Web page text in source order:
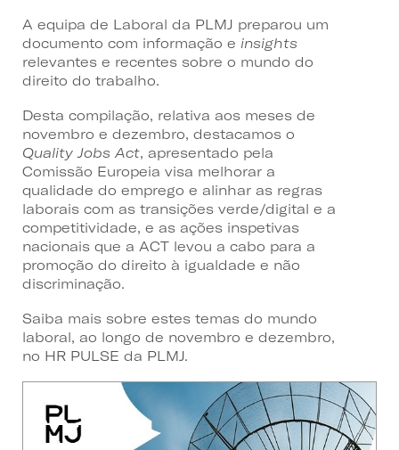
A equipa de Laboral da PLMJ preparou um
documento com informação e insights
relevantes e recentes sobre o mundo do
direito do trabalho.
Desta compilação, relativa aos meses de
novembro e dezembro, destacamos o
Quality Jobs Act, apresentado pela
Comissão Europeia visa melhorar a
qualidade do emprego e alinhar as regras
laborais com as transições verde/digital e a
competitividade, e as ações inspetivas
nacionais que a ACT levou a cabo para a
promoção do direito à igualdade e não
discriminação.
Saiba mais sobre estes temas do mundo
laboral, ao longo de novembro e dezembro,
no HR PULSE da PLMJ.